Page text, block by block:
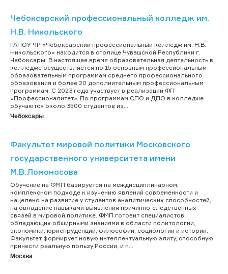
Чебоксарский профессиональный колледж им.
Н.В. Никольского
ГАПОУ ЧР «Чебоксарский профессиональный колледж им. Н.В.
Никольского» находится в столице Чувашской Республики г.
Чебоксары. В настоящее время образовательная деятельность в
колледже осуществляется по 15 основным профессиональным
образовательным программам среднего профессионального
образования и более 20 дополнительным профессиональным
программам. С 2023 года участвует в реализации ФП
«Профессионалитет». По программам СПО и ДПО в колледже
обучаются около 3500 студентов из...
Чебоксары
Факультет мировой политики Московского
государственного университета имени
М.В.Ломоносова
Обучение на ФМП базируется на междисциплинарном,
комплексном подходе к изучению явлений современности и
нацелено на развитие у студентов аналитических способностей,
на овладение навыками выявления причинно-следственных
связей в мировой политике. ФМП готовит специалистов,
обладающих обширными знаниями в области политологии,
экономики, юриспруденции, философии, социологии и истории.
Факультет формирует новую интеллектуальную элиту, способную
принести реальную пользу России, и п...
Москва